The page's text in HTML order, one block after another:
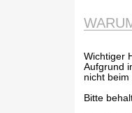
Wichtiger
Aufgrund
nicht
Bitte